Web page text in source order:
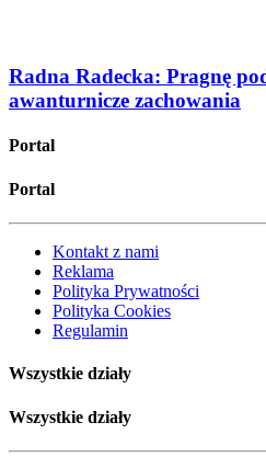
Radna Radecka: Pragnę
awanturnicze zachowania
Portal
Portal
Kontakt z nami
Reklama
Polityka Prywatności
Polityka Cookies
Regulamin
Wszystkie działy
Wszystkie działy